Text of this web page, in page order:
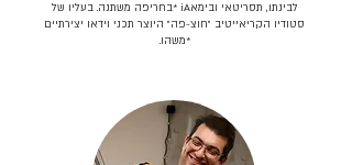
לבינתו, תסריטאי וב​ימאiA‎ *בחריפה משתנה. בעליו של
סטודיו הקריאייטיב ״חוצ-פה״ היוצר תכני וידאו יצירתיים
*משהו.